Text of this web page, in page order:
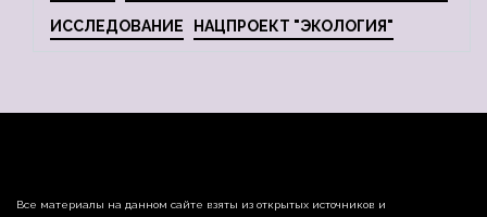
ИССЛЕДОВАНИЕ НАЦПРОЕКТ "ЭКОЛОГИЯ"
Все материалы на данном сайте взяты из открытых источников и